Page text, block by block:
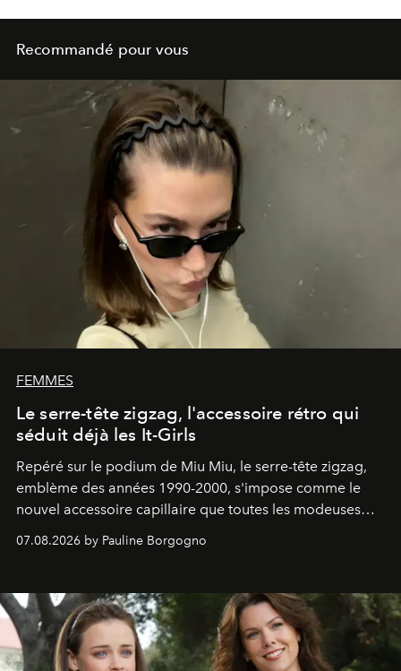
Recommandé pour vous
FEMMES
Le serre-tête zigzag, l'accessoire rétro qui
séduit déjà les It-Girls
Repéré sur le podium de Miu Miu, le serre-tête zigzag,
emblème des années 1990-2000, s'impose comme le
nouvel accessoire capillaire que toutes les modeuses
07.08.2026 by Pauline Borgogno